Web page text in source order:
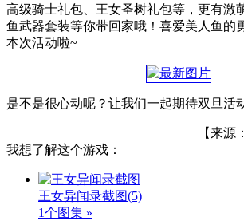
高级骑士礼包、王女圣树礼包等，更有
鱼武器套装等你带回家哦！喜爱美人鱼的
本次活动啦~
是不是很心动呢？让我们一起期待双旦活
【来源
我想了解这个游戏：
王女异闻录截图(5)
1个图集 »